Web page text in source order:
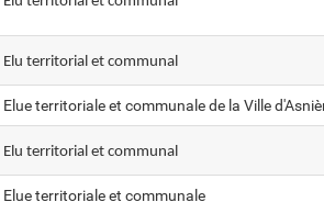
Elu territorial et communal
Elue territoriale et communale de la Ville
Elu territorial et communal
Elue territoriale et communale